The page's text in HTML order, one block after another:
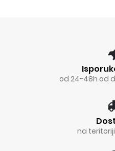
od 24-48h od
na